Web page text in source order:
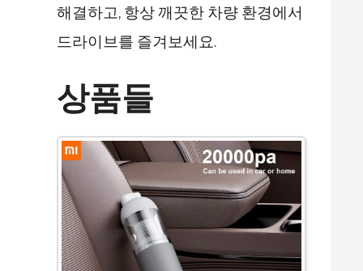
해결하고, 항상 깨끗한 차량 환경에서
드라이브를 즐겨보세요.
상품들